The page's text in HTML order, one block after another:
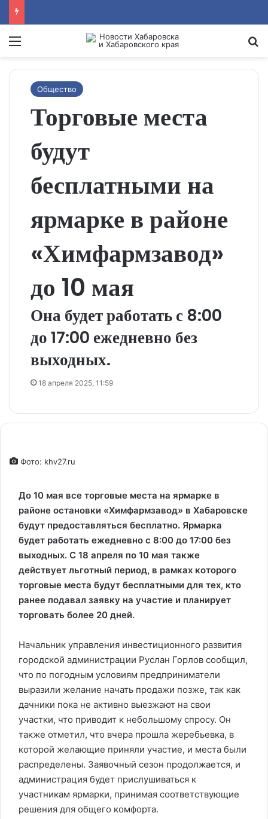
Menu
Общество
Торговые места
будут
бесплатными на
ярмарке в районе
«Химфармзавод»
до 10 мая
Она будет работать с 8:00
до 17:00 ежедневно без
выходных.
18 апреля 2025, 11:59
Фото: khv27.ru
До 10 мая все торговые места на ярмарке в
районе остановки «Химфармзавод» в Хабаровске
будут предоставляться бесплатно. Ярмарка
будет работать ежедневно с 8:00 до 17:00 без
выходных. С 18 апреля по 10 мая также
действует льготный период, в рамках которого
торговые места будут бесплатными для тех, кто
ранее подавал заявку на участие и планирует
торговать более 20 дней.
Начальник управления инвестиционного развития
городской администрации Руслан Горлов сообщил,
что по погодным условиям предприниматели
выразили желание начать продажи позже, так как
дачники пока не активно выезжают на свои
участки, что приводит к небольшому спросу. Он
также отметил, что вчера прошла жеребьевка, в
которой желающие приняли участие, и места были
распределены. Заявочный сезон продолжается, и
администрация будет прислушиваться к
участникам ярмарки, принимая соответствующие
решения для общего комфорта.